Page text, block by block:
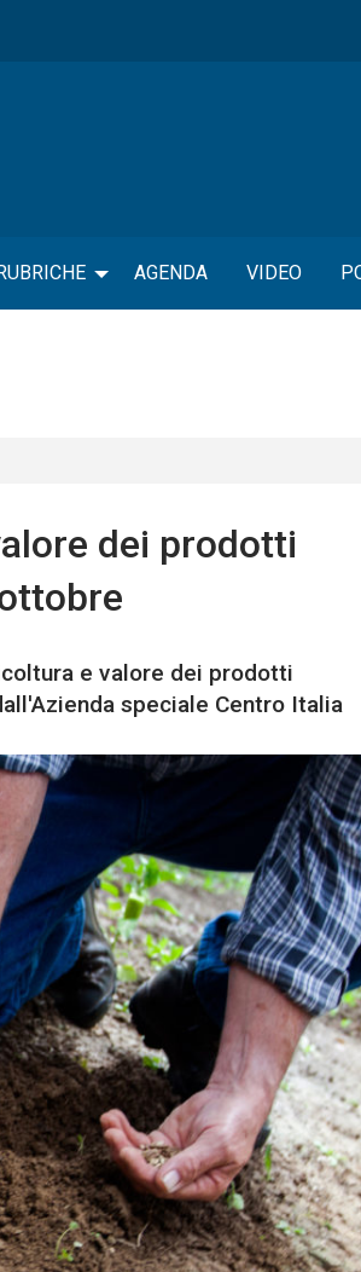
AGENDA VIDEO
dei prodotti
e valore dei prodotti
speciale Centro Italia